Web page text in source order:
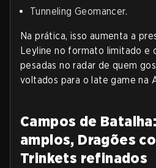
Tunneling Geomancer.
Na prática, isso aumenta a
Leyline no formato limitado e
pesadas no radar de quem
voltados para o late game na
Campos de
amplos, Dragões
Trinkets refinados